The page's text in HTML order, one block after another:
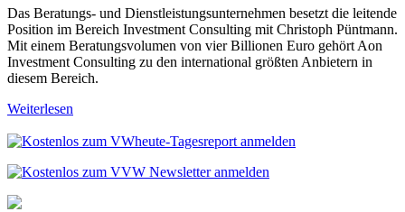
Das Beratungs- und Dienstleistungsunternehmen besetzt die leitende
Position im Bereich Investment Consulting mit Christoph Püntmann.
Mit einem Beratungsvolumen von vier Billionen Euro gehört Aon
Investment Consulting zu den international größten Anbietern in
diesem Bereich.
Weiterlesen